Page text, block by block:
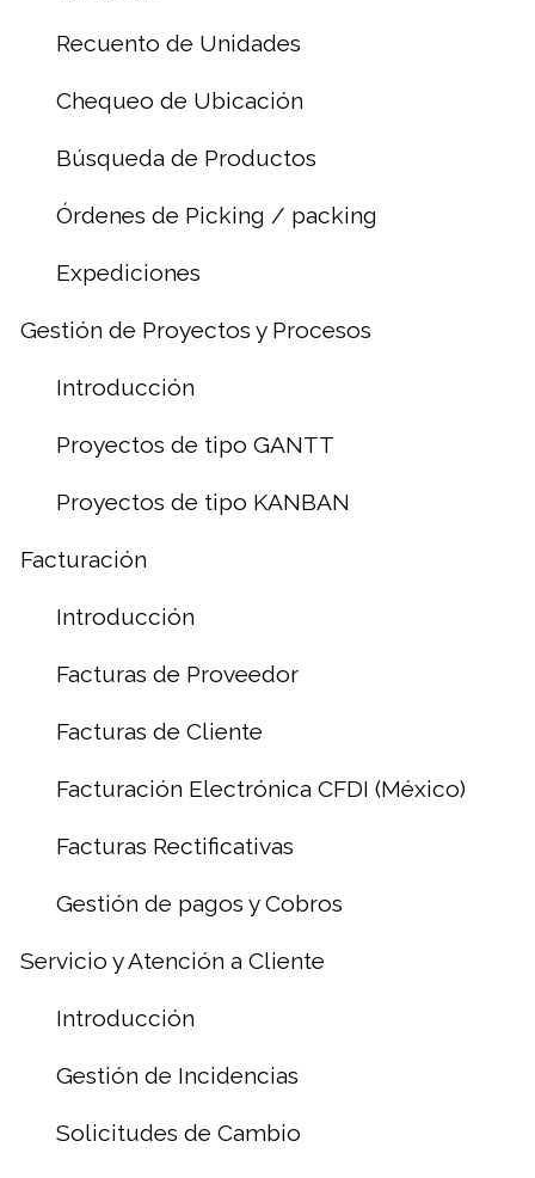
Recuento de Unidades
Chequeo de Ubicación
Búsqueda de Productos
Órdenes de Picking / packing
Expediciones
Gestión de Proyectos y Procesos
Introducción
Proyectos de tipo GANTT
Proyectos de tipo KANBAN
Facturación
Introducción
Facturas de Proveedor
Facturas de Cliente
Facturación Electrónica CFDI (México)
Facturas Rectificativas
Gestión de pagos y Cobros
Servicio y Atención a Cliente
Introducción
Gestión de Incidencias
Solicitudes de Cambio